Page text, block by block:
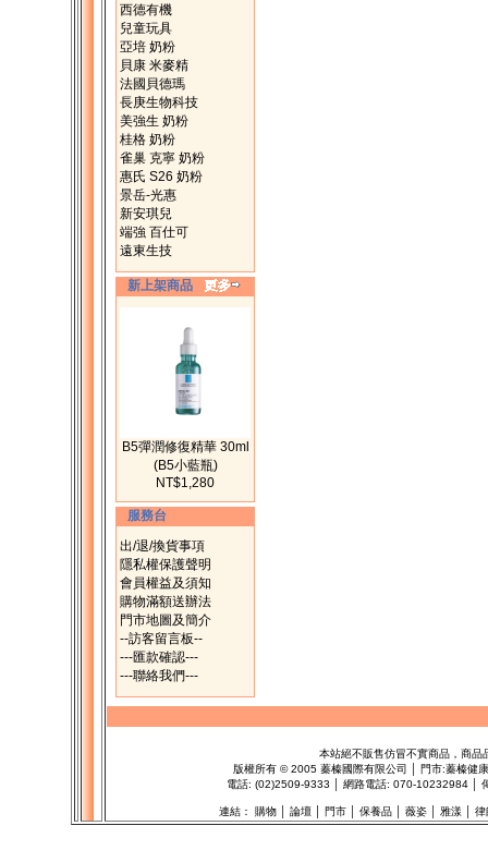
西德有機
兒童玩具
亞培 奶粉
貝康 米麥精
法國貝德瑪
長庚生物科技
美強生 奶粉
桂格 奶粉
雀巢 克寧 奶粉
惠氏 S26 奶粉
景岳-光惠
新安琪兒
端強 百仕可
遠東生技
新上架商品
B5彈潤修復精華 30ml
(B5小藍瓶)
NT$1,280
服務台
出/退/換貨事項
隱私權保護聲明
會員權益及須知
購物滿額送辦法
門市地圖及簡介
--訪客留言板--
---匯款確認---
---聯絡我們---
本站絕不販售仿冒不實商品，商品
版權所有 ©2005 蓁榛國際有限公司 │ 門市:蓁榛健
電話: (02)2509-9333 │ 網路電話: 070-10232984 │
連結： 購物│ 論壇│ 門市│ 保養品│ 薇姿│ 雅漾 律